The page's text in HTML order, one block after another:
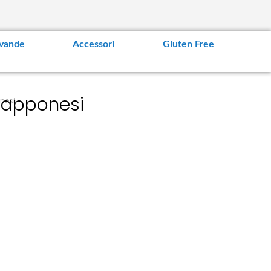
Accessori Gluten Free